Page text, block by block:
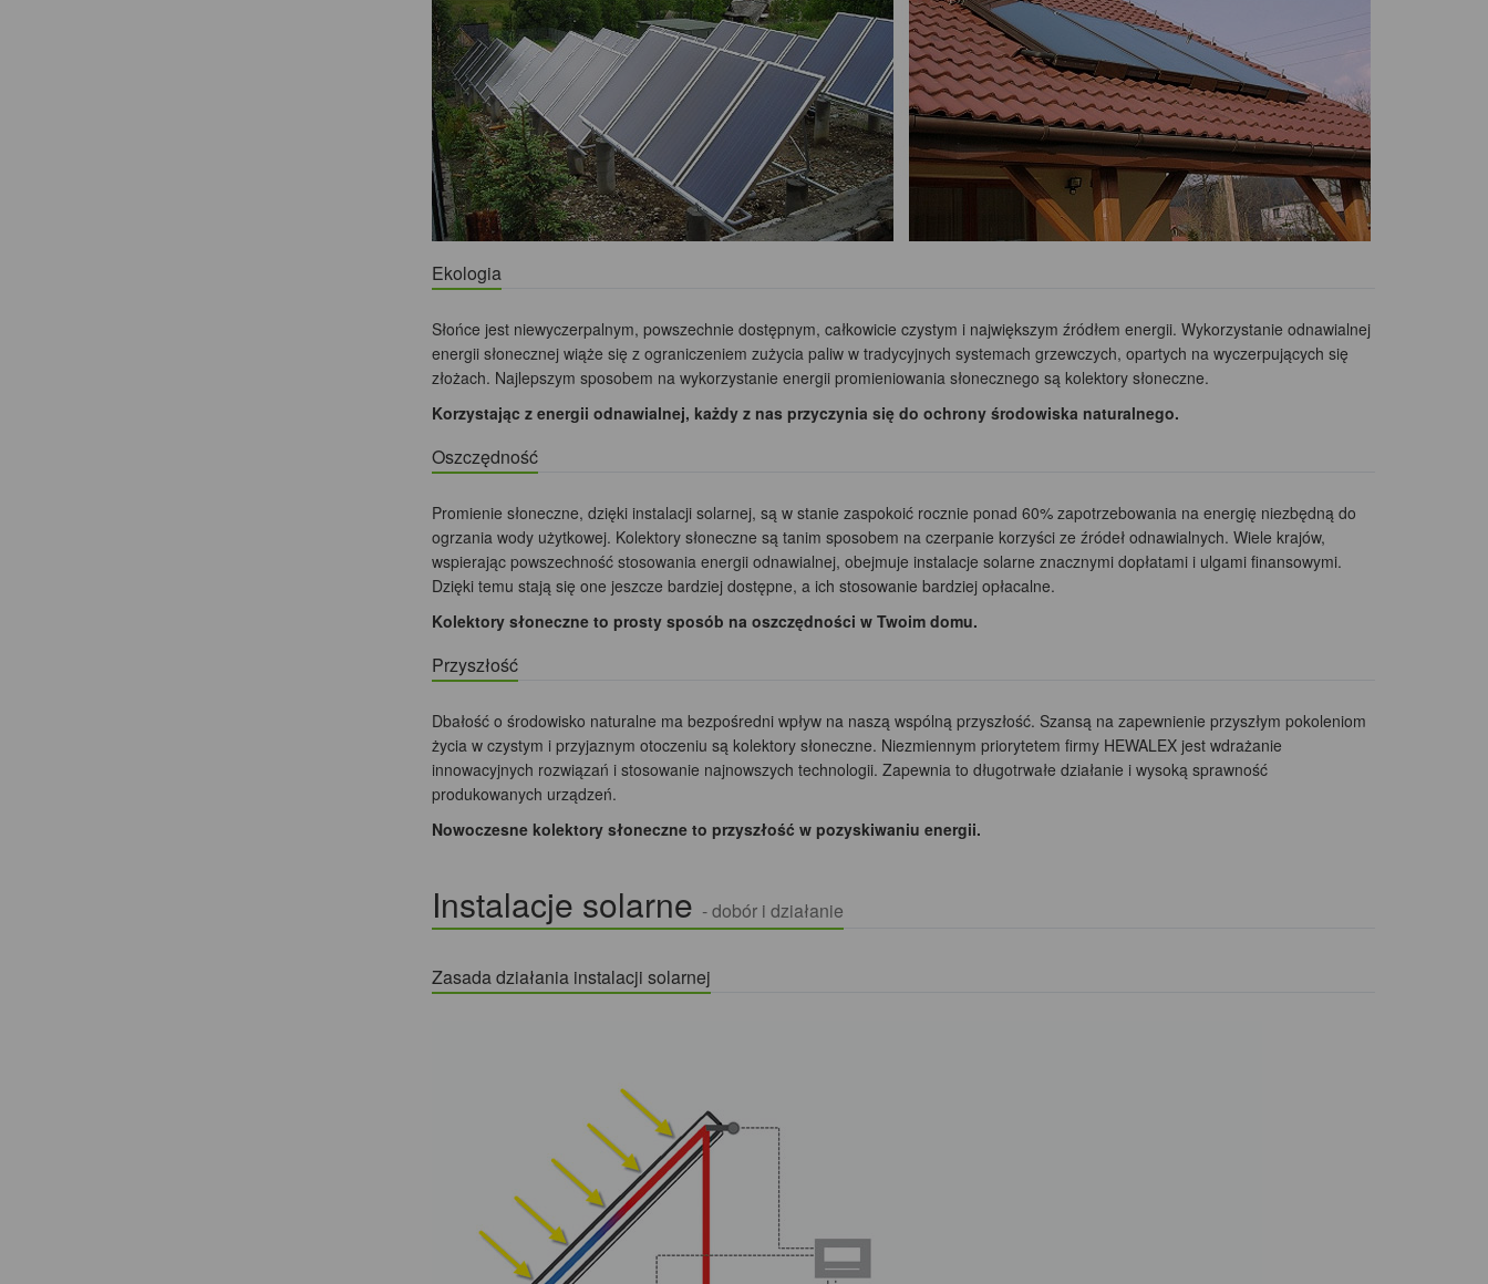
Ekologia
Słońce jest niewyczerpalnym, powszechnie dostępnym, całkowicie czystym i największym źródłem energii. Wykorzystanie odnawialnej
energii słonecznej wiąże się z ograniczeniem zużycia paliw w tradycyjnych systemach grzewczych, opartych na wyczerpujących się
złożach. Najlepszym sposobem na wykorzystanie energii promieniowania słonecznego są kolektory słoneczne.
Korzystając z energii odnawialnej, każdy z nas przyczynia się do ochrony środowiska naturalnego.
Oszczędność
Promienie słoneczne, dzięki instalacji solarnej, są w stanie zaspokoić rocznie ponad 60% zapotrzebowania na energię niezbędną do
ogrzania wody użytkowej. Kolektory słoneczne są tanim sposobem na czerpanie korzyści ze źródeł odnawialnych. Wiele krajów,
wspierając powszechność stosowania energii odnawialnej, obejmuje instalacje solarne znacznymi dopłatami i ulgami finansowymi.
Dzięki temu stają się one jeszcze bardziej dostępne, a ich stosowanie bardziej opłacalne.
Kolektory słoneczne to prosty sposób na oszczędności w Twoim domu.
Przyszłość
Dbałość o środowisko naturalne ma bezpośredni wpływ na naszą wspólną przyszłość. Szansą na zapewnienie przyszłym pokoleniom
życia w czystym i przyjaznym otoczeniu są kolektory słoneczne. Niezmiennym priorytetem firmy HEWALEX jest wdrażanie
innowacyjnych rozwiązań i stosowanie najnowszych technologii. Zapewnia to długotrwałe działanie i wysoką sprawność
produkowanych urządzeń.
Nowoczesne kolektory słoneczne to przyszłość w pozyskiwaniu energii.
Instalacje solarne - dobór i działanie
Zasada działania instalacji solarnej